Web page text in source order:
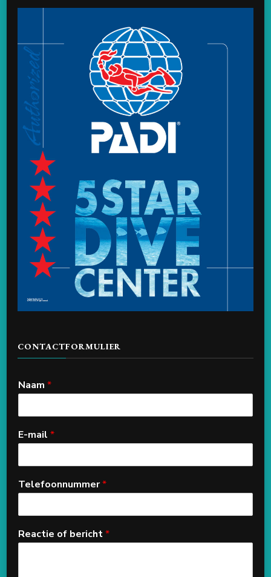
CONTACTFORMULIER
Naam *
E-mail *
Telefoonnummer*
Reactie of bericht*